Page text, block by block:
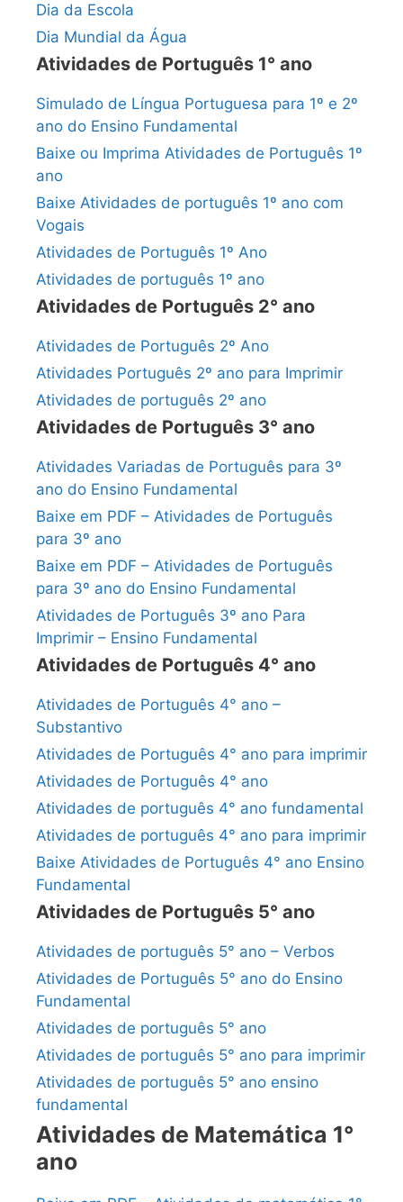
Dia da Escola
Dia Mundial da Água
Atividades de Português 1° ano
Simulado de Língua Portuguesa para 1º e 2º
ano do Ensino Fundamental
Baixe ou Imprima Atividades de Português 1º
ano
Baixe Atividades de português 1º ano com
Vogais
Atividades de Português 1º Ano
Atividades de português 1º ano
Atividades de Português 2° ano
Atividades de Português 2º Ano
Atividades Português 2º ano para Imprimir
Atividades de português 2º ano
Atividades de Português 3° ano
Atividades Variadas de Português para 3º
ano do Ensino Fundamental
Baixe em PDF – Atividades de Português
para 3º ano
Baixe em PDF – Atividades de Português
para 3º ano do Ensino Fundamental
Atividades de Português 3º ano Para
Imprimir – Ensino Fundamental
Atividades de Português 4° ano
Atividades de Português 4° ano –
Substantivo
Atividades de Português 4° ano para imprimir
Atividades de Português 4° ano
Atividades de português 4° ano fundamental
Atividades de português 4° ano para imprimir
Baixe Atividades de Português 4° ano Ensino
Fundamental
Atividades de Português 5° ano
Atividades de português 5° ano – Verbos
Atividades de Português 5° ano do Ensino
Fundamental
Atividades de português 5° ano
Atividades de português 5° ano para imprimir
Atividades de português 5° ano ensino
fundamental
Atividades de Matemática 1°
ano